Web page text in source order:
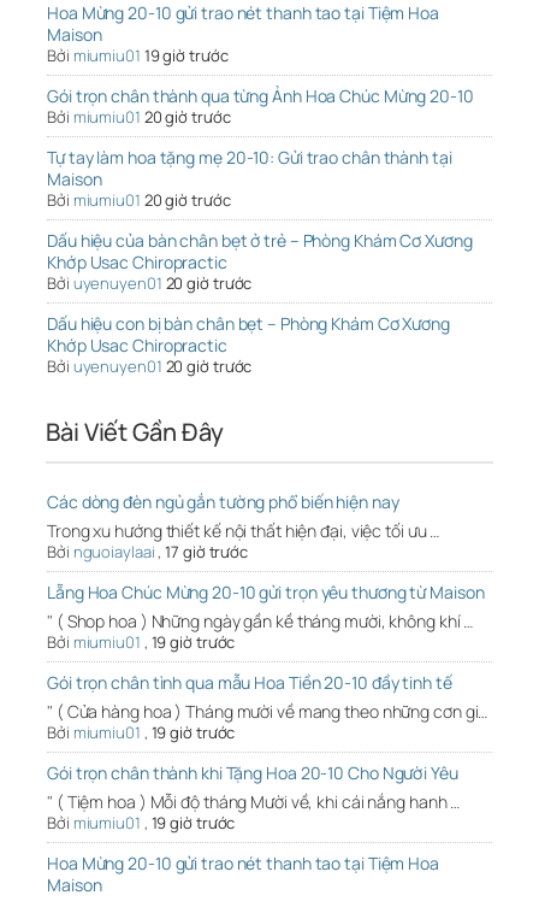
Hoa Mừng 20-10 gửi trao nét thanh tao tại Tiệm Hoa
Maison
Bởi miumiu01 19 giờ trước
Gói trọn chân thành qua từng Ảnh Hoa Chúc Mừng 20-10
Bởi miumiu01 20 giờ trước
Tự tay làm hoa tặng mẹ 20-10: Gửi trao chân thành tại
Maison
Bởi miumiu01 20 giờ trước
Dấu hiệu của bàn chân bẹt ở trẻ – Phòng Khám Cơ Xương
Khớp Usac Chiropractic
Bởi uyenuyen01 20 giờ trước
Dấu hiệu con bị bàn chân bẹt – Phòng Khám Cơ Xương
Khớp Usac Chiropractic
Bởi uyenuyen01 20 giờ trước
Bài Viết Gần Đây
Các dòng đèn ngủ gắn tường phổ biến hiện nay
Trong xu hướng thiết kế nội thất hiện đại, việc tối ưu …
Bởi nguoiaylaai,17 giờ trước
Lẵng Hoa Chúc Mừng 20-10 gửi trọn yêu thương từ Maison
" ( Shop hoa ) Những ngày gần kề tháng mười, không khí …
Bởi miumiu01 , 19 giờ trước
Gói trọn chân tình qua mẫu Hoa Tiền 20-10 đầy tinh tế
" ( Cửa hàng hoa ) Tháng mười về mang theo những cơn gi…
Bởi miumiu01 , 19 giờ trước
Gói trọn chân thành khi Tặng Hoa 20-10 Cho Người Yêu
" ( Tiệm hoa ) Mỗi độ tháng Mười về, khi cái nắng hanh …
Bởi miumiu01 , 19 giờ trước
Hoa Mừng 20-10 gửi trao nét thanh tao tại Tiệm Hoa
Maison